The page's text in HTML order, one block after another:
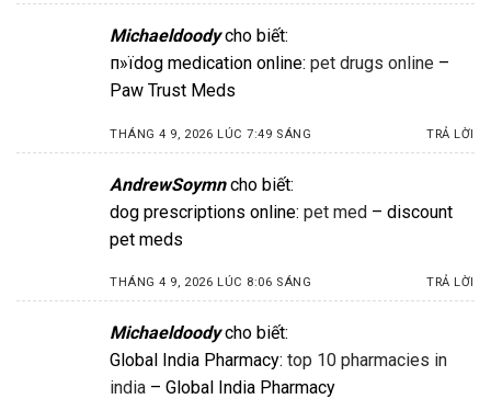
Michaeldoody cho biết:
п»їdog medication online: pet drugs online –
Paw Trust Meds
THÁNG 4 9, 2026 LÚC 7:49 SÁNG TRẢ LỜI
AndrewSoymn cho biết:
dog prescriptions online: pet med – discount
pet meds
THÁNG 4 9, 2026 LÚC 8:06 SÁNG TRẢ LỜI
Michaeldoody cho biết:
Global India Pharmacy: top 10 pharmacies in
india – Global India Pharmacy